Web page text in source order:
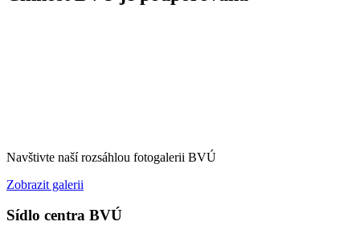
Navštivte naší rozsáhlou fotogalerii BVÚ
Zobrazit galerii
Sídlo centra BVÚ